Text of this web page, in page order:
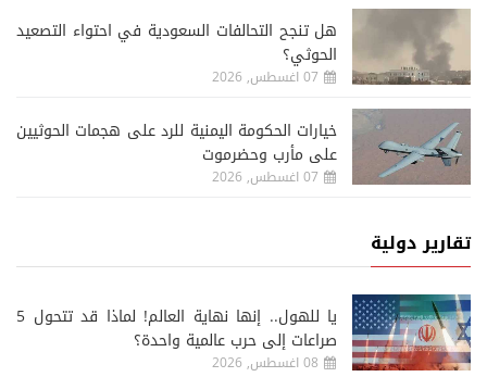
هل تنجح التحالفات السعودية في احتواء التصعيد
الحوثي؟
07 اغسطس, 2026
خيارات الحكومة اليمنية للرد على هجمات الحوثيين
على مأرب وحضرموت
07 اغسطس, 2026
تقارير دولية
يا للهول.. إنها نهاية العالم! لماذا قد تتحول 5
صراعات إلى حرب عالمية واحدة؟
08 اغسطس, 2026